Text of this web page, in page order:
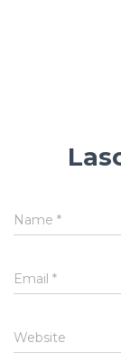
Name *
Email *
Website